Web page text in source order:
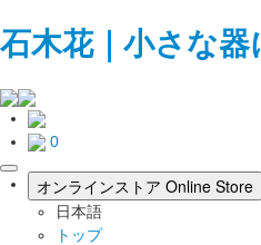
石木花｜小さな
0
toggle
navigation
オンラインストア Online Store
日本語
トップ